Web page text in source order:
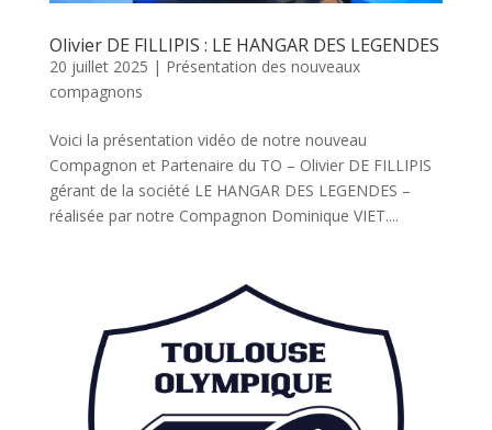
Olivier DE FILLIPIS : LE HANGAR DES LEGENDES
20 juillet 2025 | Présentation des nouveaux
compagnons
Voici la présentation vidéo de notre nouveau
Compagnon et Partenaire du TO – Olivier DE FILLIPIS
gérant de la société LE HANGAR DES LEGENDES –
réalisée par notre Compagnon Dominique VIET....